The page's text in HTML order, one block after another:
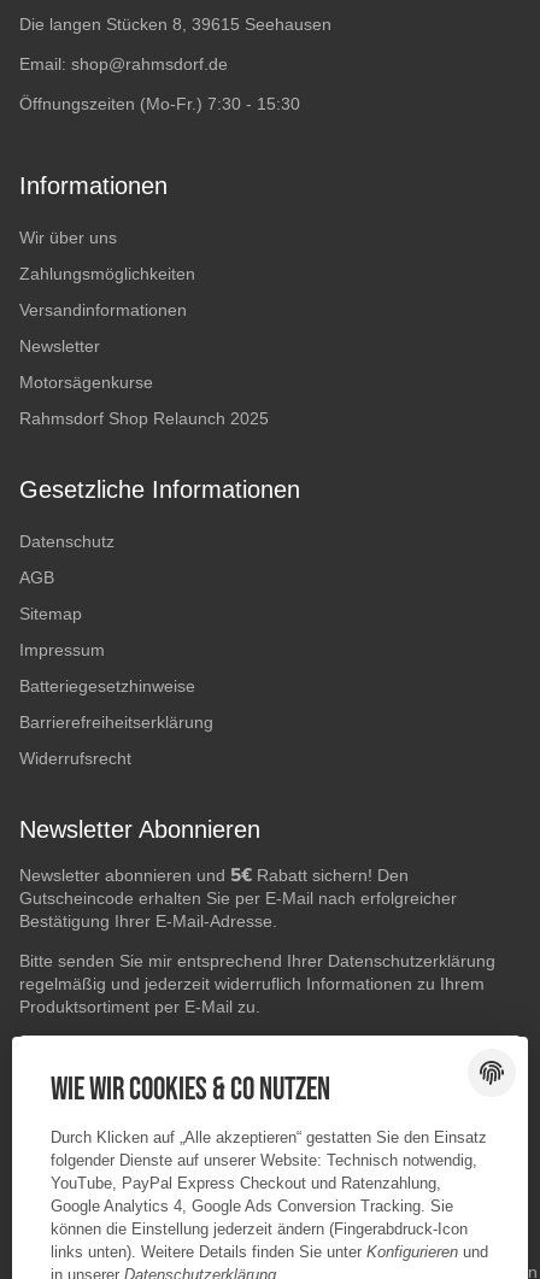
Die langen Stücken 8, 39615 Seehausen
Email: shop@rahmsdorf.de
Öffnungszeiten (Mo-Fr.) 7:30 - 15:30
Informationen
Wir über uns
Zahlungsmöglichkeiten
Versandinformationen
Newsletter
Motorsägenkurse
Rahmsdorf Shop Relaunch 2025
Gesetzliche Informationen
Datenschutz
AGB
Sitemap
Impressum
Batteriegesetzhinweise
Barrierefreiheitserklärung
Widerrufsrecht
Newsletter Abonnieren
Newsletter abonnieren und 5€ Rabatt sichern! Den
Gutscheincode erhalten Sie per E-Mail nach erfolgreicher
Bestätigung Ihrer E-Mail-Adresse.
Bitte senden Sie mir entsprechend Ihrer Datenschutzerklärung
regelmäßig und jederzeit widerruflich Informationen zu Ihrem
Produktsortiment per E-Mail zu.
ABONNIEREN
Wie wir Cookies & Co nutzen
Durch Klicken auf „Alle akzeptieren“ gestatten Sie den Einsatz
folgender Dienste auf unserer Website: Technisch notwendig,
YouTube, PayPal Express Checkout und Ratenzahlung,
Google Analytics 4, Google Ads Conversion Tracking. Sie
können die Einstellung jederzeit ändern (Fingerabdruck-Icon
links unten). Weitere Details finden Sie unter Konfigurieren und
in unserer Datenschutzerklärung